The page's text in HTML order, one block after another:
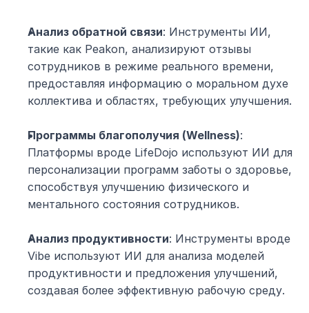
Анализ обратной связи: Инструменты ИИ,
такие как Peakon, анализируют отзывы
сотрудников в режиме реального времени,
предоставляя информацию о моральном духе
коллектива и областях, требующих улучшения.
Программы благополучия (Wellness):
Платформы вроде LifeDojo используют ИИ для
персонализации программ заботы о здоровье,
способствуя улучшению физического и
ментального состояния сотрудников.
Анализ продуктивности: Инструменты вроде
Vibe используют ИИ для анализа моделей
продуктивности и предложения улучшений,
создавая более эффективную рабочую среду.